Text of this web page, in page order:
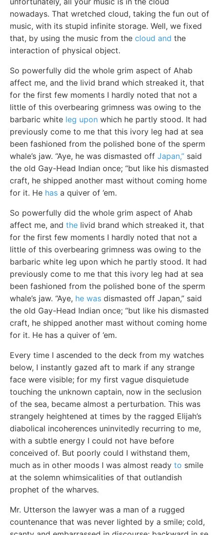
nowadays. That wretched cloud, taking the fun out of
music, with its stupid infinite storage. Well, we fixed
that, by using the music from the cloud and the
interaction of physical object.
So powerfully did the whole grim aspect of Ahab
affect me, and the livid brand which streaked it, that
for the first few moments I hardly noted that not a
little of this overbearing grimness was owing to the
barbaric white leg upon which he partly stood. It had
previously come to me that this ivory leg had at sea
been fashioned from the polished bone of the sperm
whale’s jaw. “Aye, he was dismasted off Japan,” said
the old Gay-Head Indian once; “but like his dismasted
craft, he shipped another mast without coming home
for it. He has a quiver of ’em.
So powerfully did the whole grim aspect of Ahab
affect me, and the livid brand which streaked it, that
for the first few moments I hardly noted that not a
little of this overbearing grimness was owing to the
barbaric white leg upon which he partly stood. It had
previously come to me that this ivory leg had at sea
been fashioned from the polished bone of the sperm
whale’s jaw. “Aye, he was dismasted off Japan,” said
the old Gay-Head Indian once; “but like his dismasted
craft, he shipped another mast without coming home
for it. He has a quiver of ’em.
Every time I ascended to the deck from my watches
below, I instantly gazed aft to mark if any strange
face were visible; for my first vague disquietude
touching the unknown captain, now in the seclusion
of the sea, became almost a perturbation. This was
strangely heightened at times by the ragged Elijah’s
diabolical incoherences uninvitedly recurring to me,
with a subtle energy I could not have before
conceived of. But poorly could I withstand them,
much as in other moods I was almost ready to smile
at the solemn whimsicalities of that outlandish
prophet of the wharves.
Mr. Utterson the lawyer was a man of a rugged
countenance that was never lighted by a smile; cold,